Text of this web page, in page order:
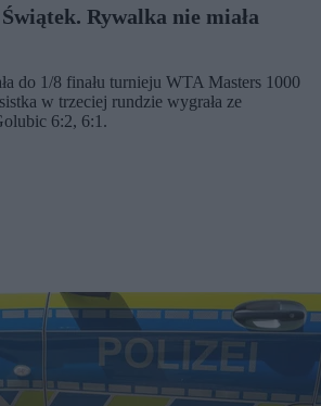
Rywalka nie miała
do 1/8 finału turnieju WTA Masters 1000
w trzeciej rundzie wygrała ze
6:2, 6:1.